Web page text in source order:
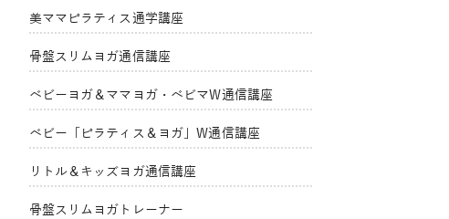
美ママピラティス通学講座
骨盤スリムヨガ通信講座
ベビーヨガ＆ママヨガ・ベビマW通信講座
ベビー「ピラティス＆ヨガ」W通信講座
リトル＆キッズヨガ通信講座
骨盤スリムヨガトレーナー